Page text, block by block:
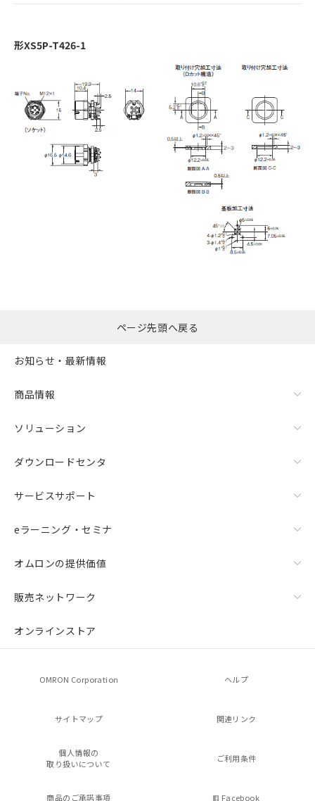
形XS5P-T426-1
ページ先頭へ戻る
お知らせ・最新情報
商品情報
ソリューション
ダウンロードセンタ
サービスサポート
eラーニング・セミナ
オムロンの提供価値
販売ネットワーク
オンラインストア
OMRON Corporation ヘルプ
サイトマップ 関連リンク
個人情報の
取り扱いについて
ご利用条件
商品のご承諾事項 Facebook